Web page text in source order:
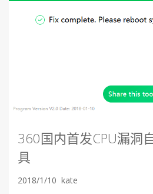
360国内首发CPU漏洞
具
2018/1/10 kate